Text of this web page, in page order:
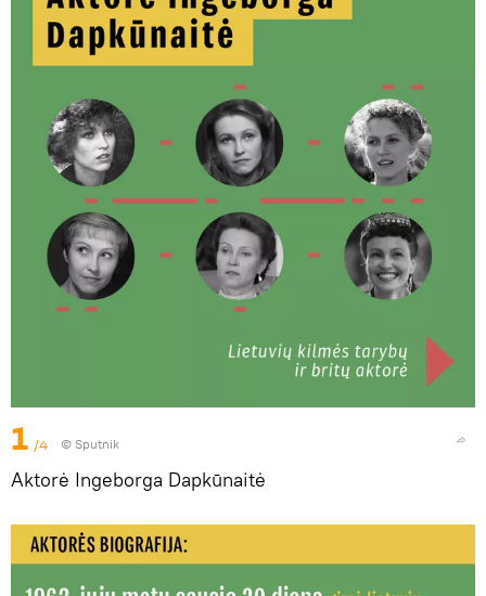
1 /4 © Sputnik
Aktorė Ingeborga Dapkūnaitė